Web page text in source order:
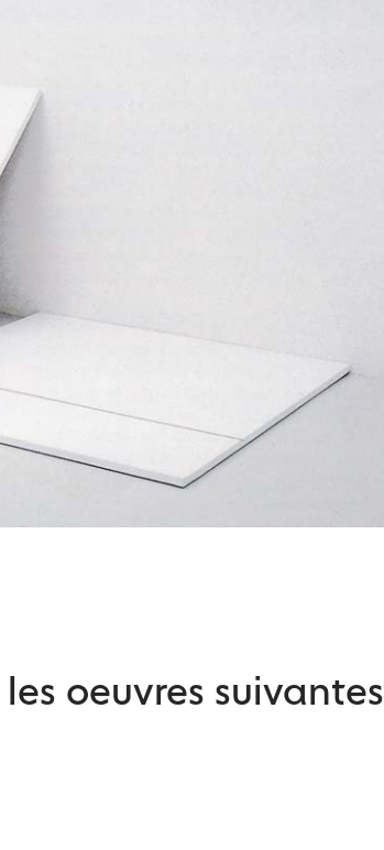
oeuvres suivantes